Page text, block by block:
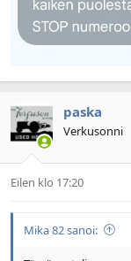
paska
Verkusonni
Eilen klo 17:20
Mika 82 sanoi: